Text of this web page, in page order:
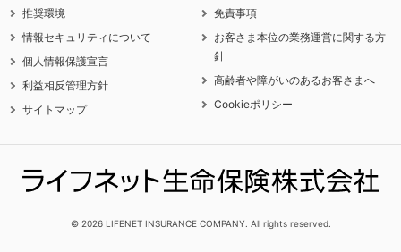
推奨環境
情報セキュリティについて
個人情報保護宣言
利益相反管理方針
サイトマップ
免責事項
お客さま本位の業務運営に関する方
針
高齢者や障がいのあるお客さまへ
Cookieポリシー
© 2026 LIFENET INSURANCE COMPANY. All rights reserved.